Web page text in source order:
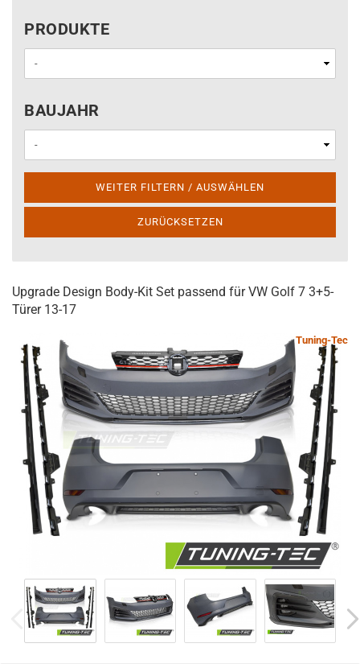
PRODUKTE
PRODUKTE
BAUJAHR
BAUJAHR
WEITER FILTERN / AUSWÄHLEN
ZURÜCKSETZEN
Upgrade Design Body-Kit Set passend für VW Golf 7 3+5-
Türer 13-17
Tuning-Tec